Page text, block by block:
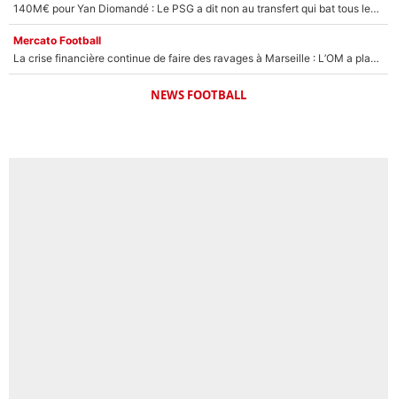
140M€ pour Yan Diomandé : Le PSG a dit non au transfert qui bat tous les records sur le mercato
Mercato Football
La crise financière continue de faire des ravages à Marseille : L’OM a placé 12 joueurs sur le marché des transferts… et ça pourrait lui rapporter près de 100M€ !
NEWS FOOTBALL